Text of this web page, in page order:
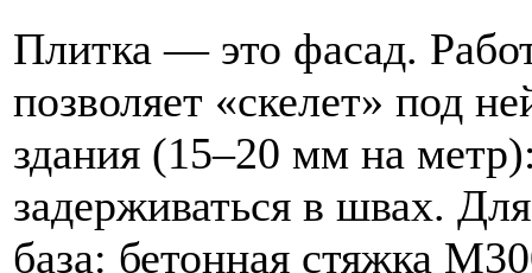
Плитка — это фасад.
позволяет «скелет» под
здания (15–20 мм на
задерживаться в швах.
база: бетонная стяжка